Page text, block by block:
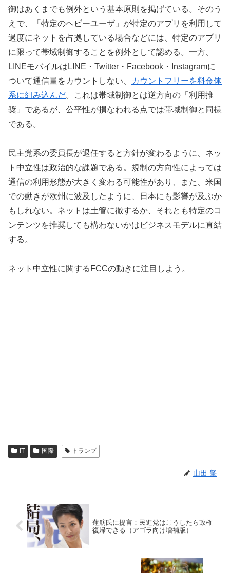
御はあくまでも例外という基本原則を掲げている。そのう
えで、「特定のヘビーユーザ」が特定のアプリを利用して
過度にネットを占拠している場合などには、特定のアプリ
に限って帯域制御することを例外として認める。一方、
LINEモバイルはLINE・Twitter・Facebook・Instagramに
ついて通信量をカウントしない、
カウントフリーを料金体
系に組み込んだ。これは帯域制御とは逆方向の「利用推
奨」であるが、公平性が損なわれる点では帯域制御と同様
である。
民主党系の委員長が退任すると方針が変わるように、ネッ
ト中立性は政治的な課題である。規制の方向性によっては
通信の利用形態が大きく変わる可能性があり、また、米国
での動きが欧州に波及したように、日本にも影響が及ぶか
もしれない。ネットは土管に徹するか、それとも特定のコ
ンテンツを推奨しても構わないかはビジネスモデルに直結
する。
ネット中立性に関するFCCの動きに注目しよう。
IT 国際 トランプ
山田 肇
蓮舫氏に提言：民進党はこうしたら政権
復帰できる（アゴラ向け増補版）